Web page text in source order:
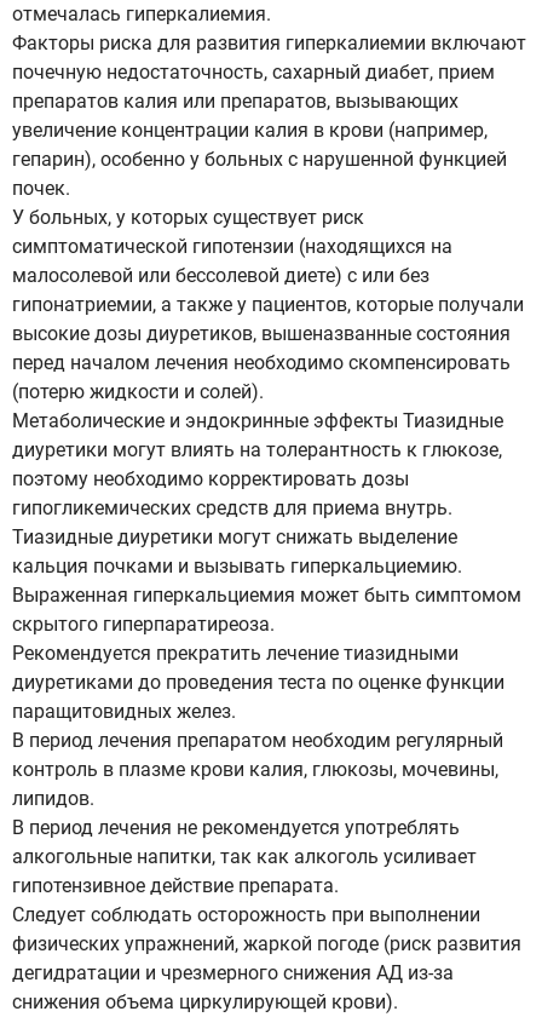
отмечалась гиперкалиемия.
Факторы риска для развития гиперкалиемии включают
почечную недостаточность, сахарный диабет, прием
препаратов калия или препаратов, вызывающих
увеличение концентрации калия в крови (например,
гепарин), особенно у больных с нарушенной функцией
почек.
У больных, у которых существует риск
симптоматической гипотензии (находящихся на
малосолевой или бессолевой диете) с или без
гипонатриемии, а также у пациентов, которые получали
высокие дозы диуретиков, вышеназванные состояния
перед началом лечения необходимо скомпенсировать
(потерю жидкости и солей).
Метаболические и эндокринные эффекты Тиазидные
диуретики могут влиять на толерантность к глюкозе,
поэтому необходимо корректировать дозы
гипогликемических средств для приема внутрь.
Тиазидные диуретики могут снижать выделение
кальция почками и вызывать гиперкальциемию.
Выраженная гиперкальциемия может быть симптомом
скрытого гиперпаратиреоза.
Рекомендуется прекратить лечение тиазидными
диуретиками до проведения теста по оценке функции
паращитовидных желез.
В период лечения препаратом необходим регулярный
контроль в плазме крови калия, глюкозы, мочевины,
липидов.
В период лечения не рекомендуется употреблять
алкогольные напитки, так как алкоголь усиливает
гипотензивное действие препарата.
Следует соблюдать осторожность при выполнении
физических упражнений, жаркой погоде (риск развития
дегидратации и чрезмерного снижения АД из-за
снижения объема циркулирующей крови).